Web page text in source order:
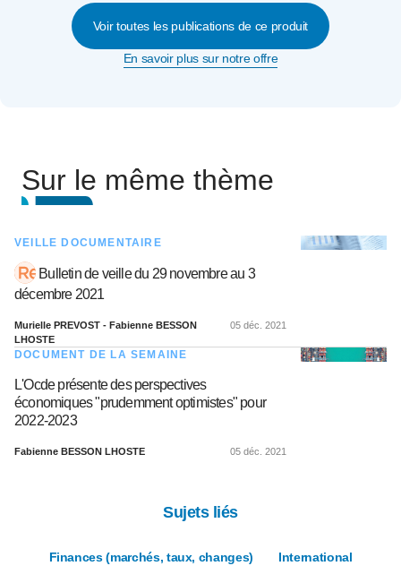
Voir toutes les publications de ce produit
En savoir plus sur notre offre
Sur le même thème
VEILLE DOCUMENTAIRE
Bulletin de veille du 29 novembre au 3
décembre 2021
Murielle PREVOST - Fabienne BESSON
LHOSTE
05 déc. 2021
DOCUMENT DE LA SEMAINE
L'Ocde présente des perspectives
économiques "prudemment optimistes" pour
2022-2023
Fabienne BESSON LHOSTE 05 déc. 2021
Sujets liés
Finances (marchés, taux, changes) International